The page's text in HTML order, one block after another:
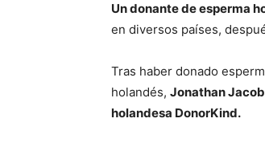
Un donante de esperma
en diversos países,
Tras haber donado
holandés, Jonathan
holandesa DonorKind.